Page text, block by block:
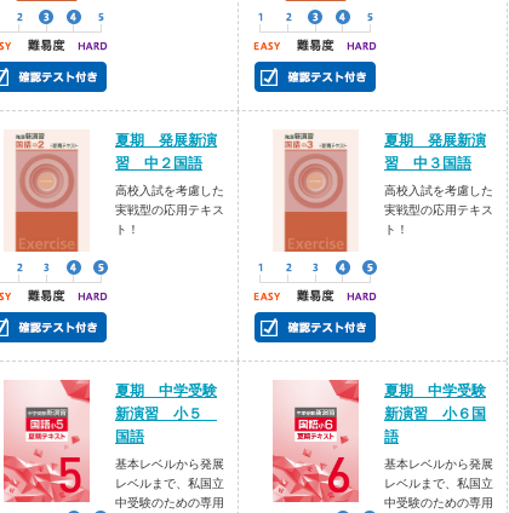
夏期 発展新演
習 中２国語
高校入試を考慮した
実戦型の応用テキス
ト！
夏期 発展新演
習 中３国語
高校入試を考慮した
実戦型の応用テキス
ト！
夏期 中学受験
新演習 小５
国語
基本レベルから発展
レベルまで、私国立
中受験のための専用
夏期 中学受験
新演習 小６国
語
基本レベルから発展
レベルまで、私国立
中受験のための専用